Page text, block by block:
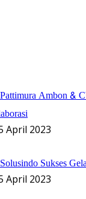
Ambon &
April 2023
Sukses
April 2023